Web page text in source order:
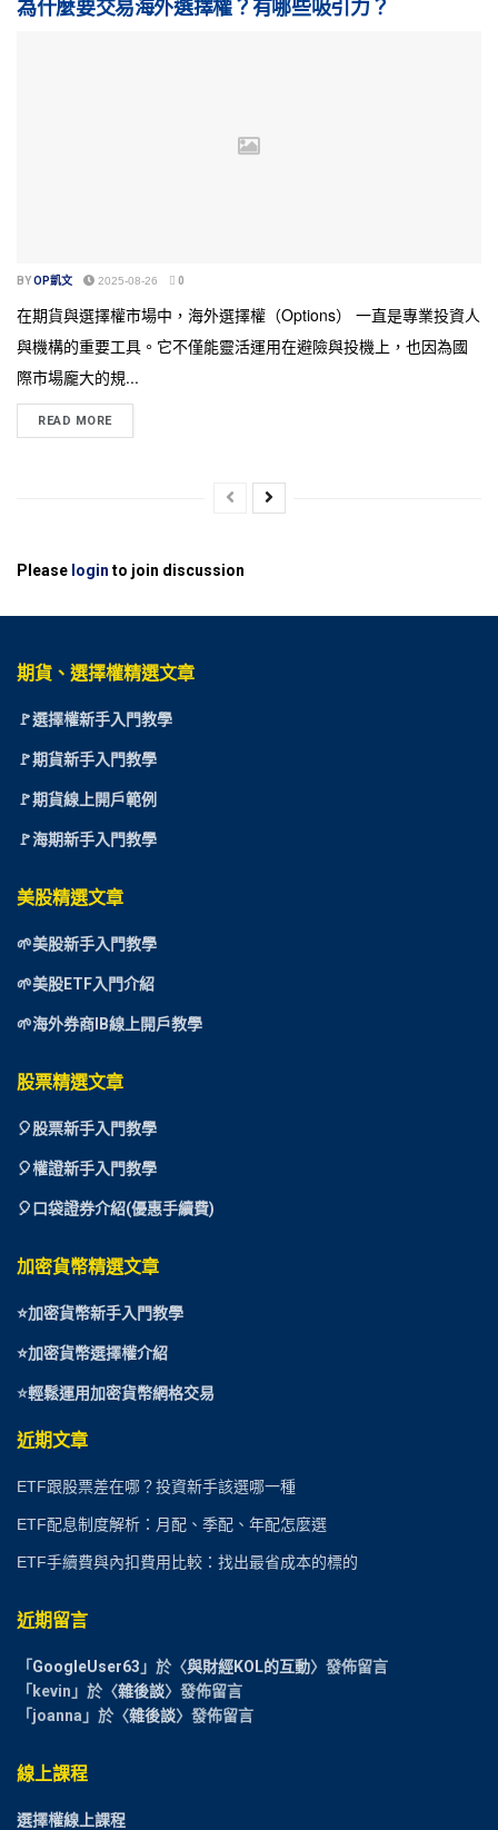
BYOP凱文 2025-08-26 0
在期貨與選擇權市場中，海外選擇權（Options） 一直是專業投資人
與機構的重要工具。它不僅能靈活運用在避險與投機上，也因為國
際市場龐大的規...
READ MORE
Please login to join discussion
期貨、選擇權精選文章
🚩選擇權新手入門教學
🚩期貨新手入門教學
🚩期貨線上開戶範例
🚩海期新手入門教學
美股精選文章
🌱美股新手入門教學
🌱美股ETF入門介紹
🌱海外券商IB線上開戶教學
股票精選文章
🎈股票新手入門教學
🎈權證新手入門教學
🎈口袋證券介紹(優惠手續費)
加密貨幣精選文章
⭐加密貨幣新手入門教學
⭐加密貨幣選擇權介紹
⭐輕鬆運用加密貨幣網格交易
近期文章
ETF跟股票差在哪？投資新手該選哪一種
ETF配息制度解析：月配、季配、年配怎麼選
ETF手續費與內扣費用比較：找出最省成本的標的
近期留言
「 GoogleUser63 」於〈與財經KOL的互動〉發佈留言
「 kevin 」於〈雜後談〉發佈留言
「 joanna 」於〈雜後談〉發佈留言
線上課程
選擇權線上課程